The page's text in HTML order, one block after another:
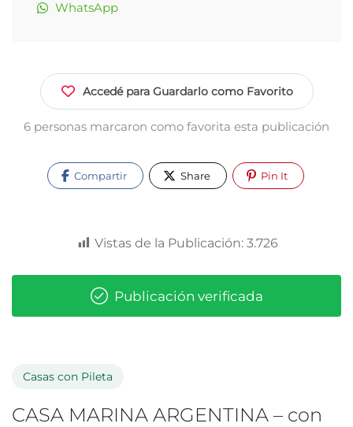
WhatsApp
Accedé para Guardarlo como Favorito
6 personas marcaron como favorita esta publicación
Compartir Share Pin It
Vistas de la Publicación: 3.726
Publicación verificada
Casas con Pileta
CASA MARINA ARGENTINA – con